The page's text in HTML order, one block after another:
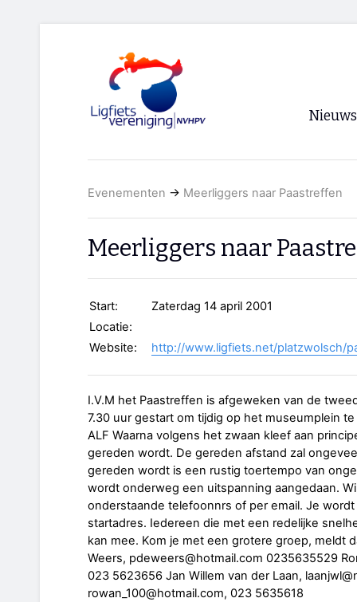
Nieuws
RSS
Evenementen → Meerliggers naar Paastreffen
Meerliggers naar
Start:
Zaterdag 14 april 2001
Locatie:
Website:
http://www.ligfiets.net/platzwolsch/
I.V.M het Paastreffen is afgeweken van de
7.30 uur gestart om tijdig op het museumplein
ALF Waarna volgens het zwaan kleef aan
gereden wordt. De gereden afstand zal
gereden wordt is een rustig toertempo van
wordt onderweg een uitspanning aangedaan.
onderstaande telefoonnrs of per email. Je
startadres. Iedereen die met een redelijke
kan mee. Kom je met een grotere groep, meldt
Weers, pdeweers@hotmail.com 0235635529
023 5623656 Jan Willem van der Laan,
rowan_100@hotmail.com, 023 5635618